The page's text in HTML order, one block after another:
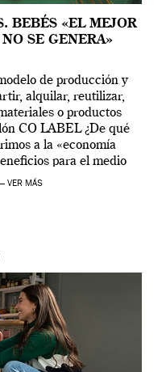
BEBÉS «EL MEJOR
SE GENERA»
de producción y
alquilar, reutilizar,
o productos
CO LABEL ¿De qué
a la «economía
para el medio
ciudadanos? La Unión
VER MÁS